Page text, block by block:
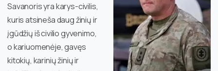
Savanoris yra karys-civilis,
kuris atsineša daug žinių ir
įgūdžių iš civilio gyvenimo,
o kariuomenėje, gavęs
kitokių, karinių žinių ir